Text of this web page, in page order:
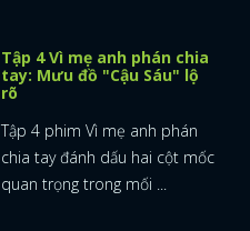
Tập 4 Vì mẹ anh phán chia
tay: Mưu đồ "Cậu Sáu" lộ
rõ
Tập 4 phim Vì mẹ anh phán
chia tay đánh dấu hai cột mốc
quan trọng trong mối ...